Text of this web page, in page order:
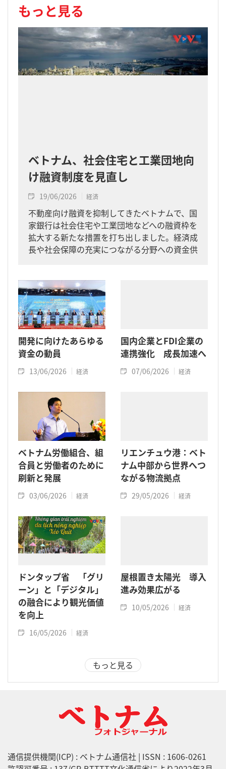
もっと見る
ベトナム、社会住宅と工業団地向
け融資制度を見直し
19/06/2026 経済
不動産向け融資を抑制してきたベトナムで、国
家銀行は社会住宅や工業団地などへの融資枠を
拡大する新たな措置を打ち出しました。経済成
長や社会保障の充実につながる分野への資金供
開発に向けたあらゆる
資金の動員
13/06/2026 経済
国内企業とFDI企業の
連携強化 成長加速へ
07/06/2026 経済
ベトナム労働組合、組
合員と労働者のために
刷新と発展
03/06/2026 経済
リエンチュウ港：ベト
ナム中部から世界へつ
ながる物流拠点
29/05/2026 経済
ドンタップ省 「グリ
ーン」と「デジタル」
の融合により観光価値
を向上
16/05/2026 経済
屋根置き太陽光 導入
進み効果広がる
10/05/2026 経済
もっと見る
通信提供機関(ICP) : ベトナム通信社 | ISSN : 1606-0261